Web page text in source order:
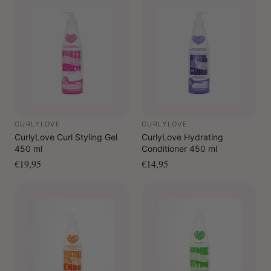
CURLYLOVE
CurlyLove Curl Styling Gel
450 ml
€19,95
CURLYLOVE
CurlyLove Hydrating
Conditioner 450 ml
€14,95